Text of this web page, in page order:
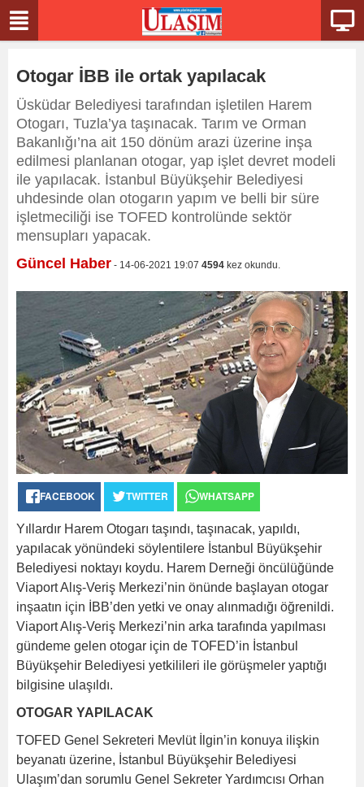
Otogar İBB ile ortak yapılacak
Üsküdar Belediyesi tarafından işletilen Harem
Otogarı, Tuzla’ya taşınacak. Tarım ve Orman
Bakanlığı’na ait 150 dönüm arazi üzerine inşa
edilmesi planlanan otogar, yap işlet devret modeli
ile yapılacak. İstanbul Büyükşehir Belediyesi
uhdesinde olan otogarın yapım ve belli bir süre
işletmeciliği ise TOFED kontrolünde sektör
mensupları yapacak.
Güncel Haber - 14-06-2021 19:07 4594 kez okundu.
FACEBOOK TWITTER WHATSAPP
Yıllardır Harem Otogarı taşındı, taşınacak, yapıldı,
yapılacak yönündeki söylentilere İstanbul Büyükşehir
Belediyesi noktayı koydu. Harem Derneği öncülüğünde
Viaport Alış-Veriş Merkezi’nin önünde başlayan otogar
inşaatın için İBB’den yetki ve onay alınmadığı öğrenildi.
Viaport Alış-Veriş Merkezi’nin arka tarafında yapılması
gündeme gelen otogar için de TOFED’in İstanbul
Büyükşehir Belediyesi yetkilileri ile görüşmeler yaptığı
bilgisine ulaşıldı.
OTOGAR YAPILACAK
TOFED Genel Sekreteri Mevlüt İlgin’in konuya ilişkin
beyanatı üzerine, İstanbul Büyükşehir Belediyesi
Ulaşım’dan sorumlu Genel Sekreter Yardımcısı Orhan